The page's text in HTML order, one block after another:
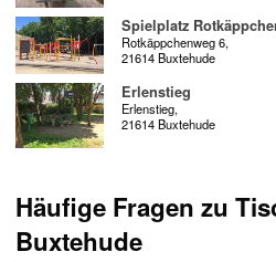
Spielplatz
Rotkäppchenweg 6,
21614 Buxtehude
Erlenstieg
Erlenstieg,
21614 Buxtehude
Häufige Fragen zu
Buxtehude